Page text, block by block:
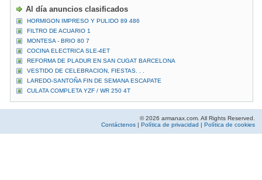
Al día anuncios clasificados
HORMIGON IMPRESO Y PULIDO 89 486
FILTRO DE ACUARIO 1
MONTESA - BRIO 80 7
COCINA ELECTRICA SLE-4ET
REFORMA DE PLADUR EN SAN CUGAT BARCELONA
VESTIDO DE CELEBRACION, FIESTAS. . .
LAREDO-SANTOÑA FIN DE SEMANA ESCAPATE
CULATA COMPLETA YZF / WR 250 4T
© 2026 armanax.com. All Rights Reserved.
Contáctenos | Política de privacidad | Política de cookies